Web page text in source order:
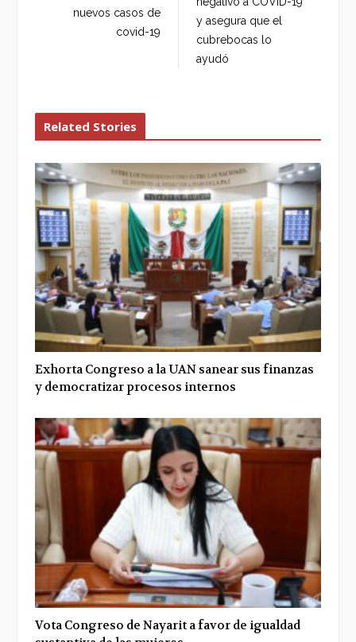
o
k
r
+
n
nuevos casos de
covid-19
y asegura que el
cubrebocas lo
ayudó
Related Stories
Exhorta Congreso a la UAN sanear sus finanzas
y democratizar procesos internos
Vota Congreso de Nayarit a favor de igualdad